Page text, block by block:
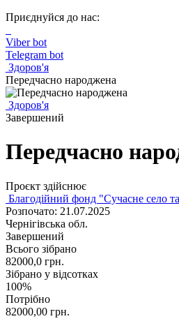
Приєднуйся до нас:
Viber bot
Telegram bot
Здоров'я
Передчасно народжена
Здоров'я
Завершений
Передчасно
Проєкт здійснює
Благодійний фонд "Сучасне село
Розпочато: 21.07.2025
Чернігівська обл.
Завершений
Всього зібрано
82000,0 грн.
Зібрано у відсотках
100%
Потрібно
82000,00 грн.